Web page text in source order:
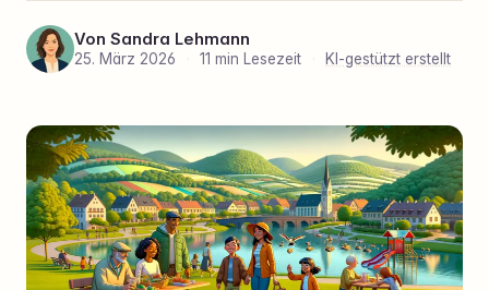
Von Sandra Lehmann
25. März 2026 · 11 min Lesezeit · KI-gestützt erstellt